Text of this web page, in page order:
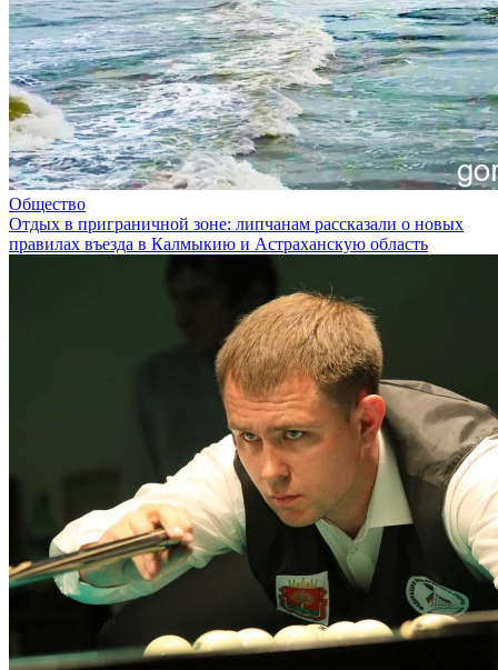
Общество
Отдых в приграничной зоне: липчанам рассказали о новых
правилах въезда в Калмыкию и Астраханскую область